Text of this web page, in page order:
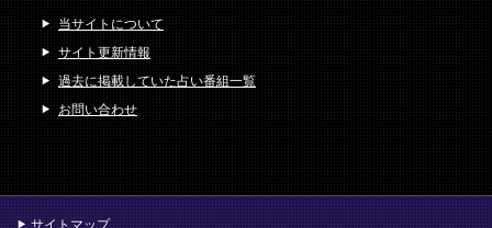
当サイトについて
サイト更新情報
過去に掲載していた占い番組一覧
お問い合わせ